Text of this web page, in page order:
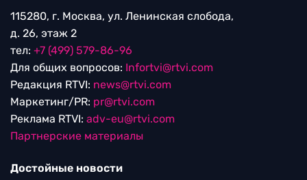
115280, г. Москва, ул. Ленинская слобода,
д. 26, этаж 2
тел: +7 (499) 579-86-96
Для общих вопросов: Infortvi@rtvi.com
Редакция RTVI: news@rtvi.com
Маркетинг/PR: pr@rtvi.com
Реклама RTVI: adv-eu@rtvi.com
Партнерские материалы
Достойные новости